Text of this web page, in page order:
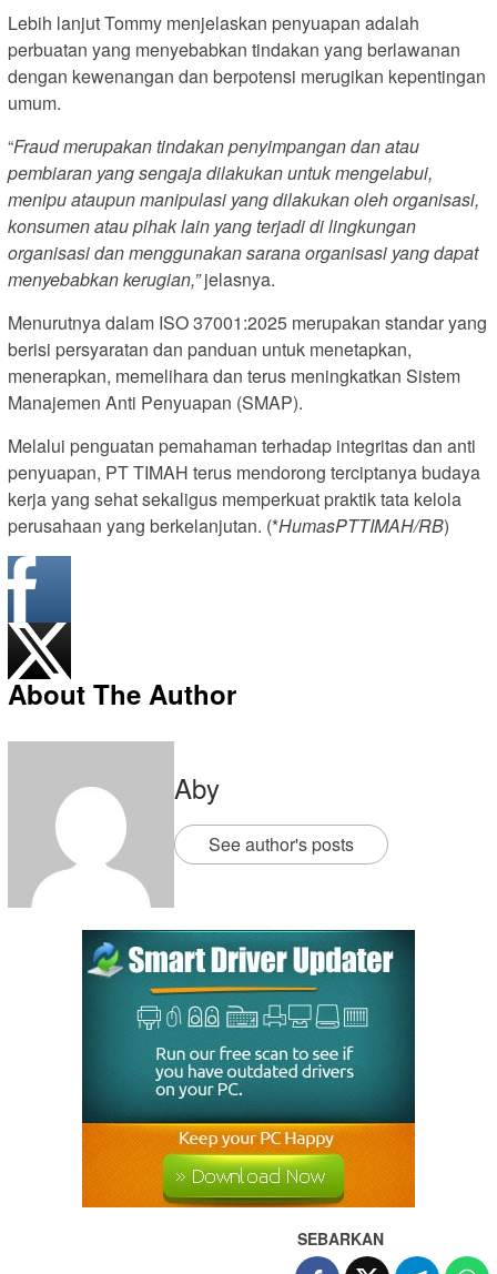
Lebih lanjut Tommy menjelaskan penyuapan adalah
perbuatan yang menyebabkan tindakan yang berlawanan
dengan kewenangan dan berpotensi merugikan kepentingan
umum.
“Fraud merupakan tindakan penyimpangan dan atau
pembiaran yang sengaja dilakukan untuk mengelabui,
menipu ataupun manipulasi yang dilakukan oleh organisasi,
konsumen atau pihak lain yang terjadi di lingkungan
organisasi dan menggunakan sarana organisasi yang dapat
menyebabkan kerugian,”jelasnya.
Menurutnya dalam ISO 37001:2025 merupakan standar yang
berisi persyaratan dan panduan untuk menetapkan,
menerapkan, memelihara dan terus meningkatkan Sistem
Manajemen Anti Penyuapan (SMAP).
Melalui penguatan pemahaman terhadap integritas dan anti
penyuapan, PT TIMAH terus mendorong terciptanya budaya
kerja yang sehat sekaligus memperkuat praktik tata kelola
perusahaan yang berkelanjutan. (*HumasPTTIMAH/RB)
About The Author
Aby
See author's posts
SEBARKAN